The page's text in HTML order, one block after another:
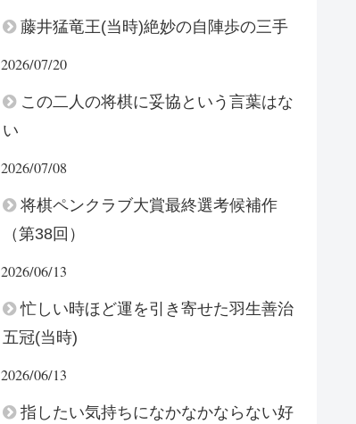
藤井猛竜王(当時)絶妙の自陣歩の三手
2026/07/20
この二人の将棋に妥協という言葉はな
い
2026/07/08
将棋ペンクラブ大賞最終選考候補作
（第38回）
2026/06/13
忙しい時ほど運を引き寄せた羽生善治
五冠(当時)
2026/06/13
指したい気持ちになかなかならない好